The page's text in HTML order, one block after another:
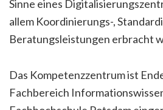
Sinne eines
allem Koordinierungs-,
Beratungsleistungen erbracht
Das Kompetenzzentrum ist
Fachbereich